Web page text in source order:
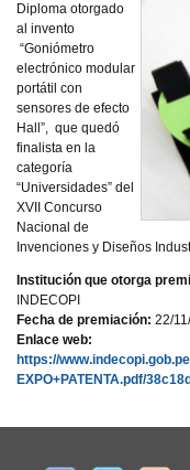
Diploma otorgado
al invento
“Goniómetro
electrónico modular
portátil con
sensores de efecto
Hall”, que quedó
finalista en la
categoría
“Universidades” del
XVII Concurso
Nacional de
Invenciones y Diseños
Institución que otorga
INDECOPI
Fecha de premiación: 22/
Enlace web:
https://
EXPO+PATENTA.pdf/